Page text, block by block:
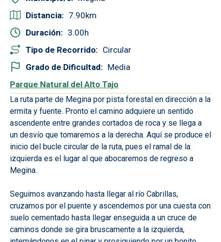
Distancia
7.90
Duración
3.00
Tipo de Recorrido
Circular
Grado de Dificultad
Media
Parque Natural del Alto Tajo
La ruta parte de Megina por pista forestal en dirección a la
ermita y fuente. Pronto el camino adquiere un sentido
ascendente entre grandes cortados de roca y se llega a
un desvío que tomaremos a la derecha. Aquí se produce el
inicio del bucle circular de la ruta, pues el ramal de la
izquierda es el lugar al que abocaremos de regreso a
Megina.
Seguimos avanzando hasta llegar al río Cabrillas,
cruzamos por el puente y ascendemos por una cuesta con
suelo cementado hasta llegar enseguida a un cruce de
caminos donde se gira bruscamente a la izquierda,